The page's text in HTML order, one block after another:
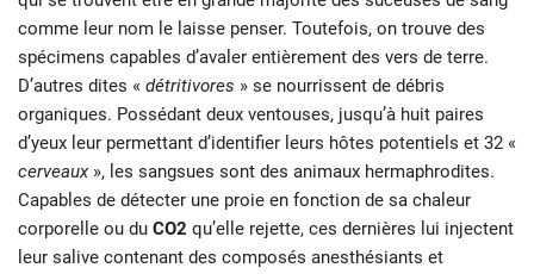
comme leur nom le laisse penser. Toutefois, on trouve des
spécimens capables d’avaler entièrement des vers de terre.
D’autres dites « détritivores » se nourrissent de débris
organiques. Possédant deux ventouses, jusqu’à huit paires
d’yeux leur permettant d’identifier leurs hôtes potentiels et 32 «
cerveaux », les sangsues sont des animaux hermaphrodites.
Capables de détecter une proie en fonction de sa chaleur
corporelle ou du CO2 qu’elle rejette, ces dernières lui injectent
leur salive contenant des composés anesthésiants et